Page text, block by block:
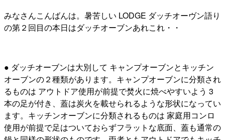
みなさんこんばんは。暑苦しい LODGE ダッチオーヴン語り
の第２回目の本日はダッチオーブンあれこれ・・
● ダッチオーブンは大別して キャンプオーブンとキッチン
オーブンの２種類があります。キャンプオーブンに分類され
るものは アウトドア使用が前提で焚火に焼べやすいよう 3
本の足が付き、蓋は炭火を載せられるような形状になってい
ます。キッチンオーブンに分類されるものは 家庭用コンロ
使用が前提で足はついておらずフラットな底面、蓋も通常の